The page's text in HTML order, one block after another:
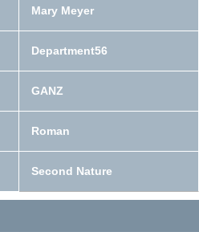
Mary Meyer
Department56
GANZ
Roman
Second Nature